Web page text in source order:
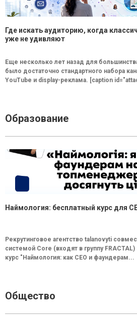
Где искать аудиторию, когда
уже не удивляют
Еще несколько лет назад для
было достаточно стандартного набора
YouTube и display-реклама. [caption
Образование
Наймология: бесплатный курс для
Рекрутинговое агентство talanovyti
системой Core (входят в группу
курс "Наймология: как СEO и фаундерам...
Общество